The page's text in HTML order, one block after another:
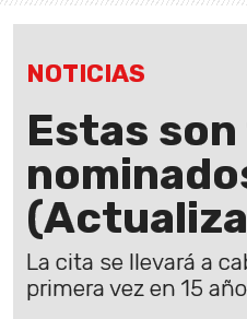
NOTICIAS
Estas
La cita se llevará a
primera vez en 15